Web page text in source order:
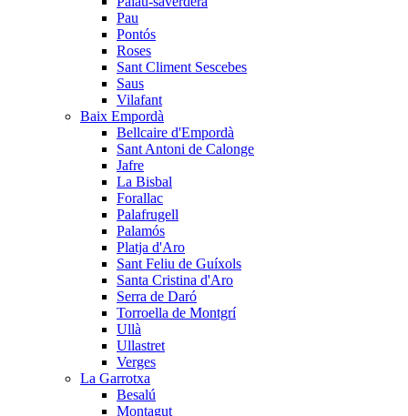
Pau
Pontós
Roses
Sant Climent Sescebes
Saus
Vilafant
Baix Empordà
Bellcaire d'Empordà
Sant Antoni de Calonge
Jafre
La Bisbal
Forallac
Palafrugell
Palamós
Platja d'Aro
Sant Feliu de Guíxols
Santa Cristina d'Aro
Serra de Daró
Torroella de Montgrí
Ullà
Ullastret
Verges
La Garrotxa
Besalú
Montagut